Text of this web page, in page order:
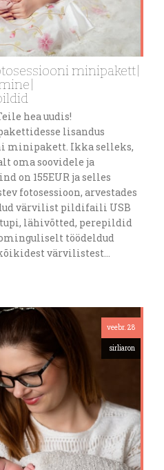
minipakett|
hea uudis!
lisandus
minipakett. Ikka selleks,
oma soovidele ja
on 155EUR ja selles
fotosessioon, arvestades
värvilist pildifaili USB
lähivõtted, perepildid
töödeldud
värvilistest…
veebr. 28
sirliaron